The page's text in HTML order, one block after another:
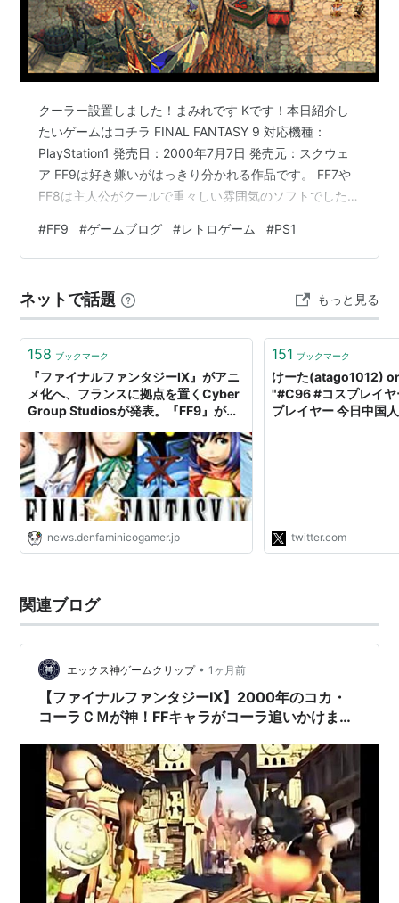
クーラー設置しました！まみれです Kです！本日紹介し
たいゲームはコチラ FINAL FANTASY 9 対応機種：
PlayStation1 発売日：2000年7月7日 発売元：スクウェ
ア FF9は好き嫌いがはっきり分かれる作品です。 FF7や
FF8は主人公がクールで重々しい雰囲気のソフトでしたが
かった作品。 僕はFF9の明るい雰囲気が大好きです！
FF9のテーマは「生と死」だったので、10代前半でプレ
考えてしまうことが 多くありましたので、とても刺さる
ゲーム内容でした。 そして、ゲーマー…
#FF9 #ゲームブログ #レトロゲーム #PS1
ネットで話題 もっと見る
158 ブックマーク
『ファイナルファンタジーIX』がアニ
メ化へ、フランスに拠点を置くCyber
Group Studiosが発表。『FF9』が家
news.denfaminicogamer.jp
151 ブックマーク
けーた(atago1012)
"#C96 #コスプレイ
プレイヤー 今日中国
twitter.com
関連ブログ
エックス神ゲームクリップ • 1ヶ月前
【ファイナルファンタジーIX】2000年のコカ・
コーラＣＭが神！FFキャラがコーラ追いかけまく